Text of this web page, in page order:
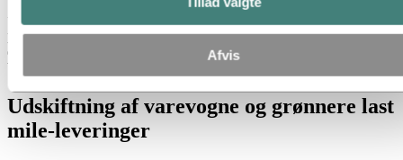
Afvis
"Dette er kun begyndelsen," siger Polestar CEO Thomas Ingenlath.
”Den elektriske drivlinje er kun det første skridt. Herefter skal vi se
på hele forsyningskæden, og hvilke materialer vi designer med. Det
er så meget mere spændende end de sidste tyve år, hvor designere
bare lavede tingene smukke."
Udskiftning af varevogne og grønnere last
mile-leveringer